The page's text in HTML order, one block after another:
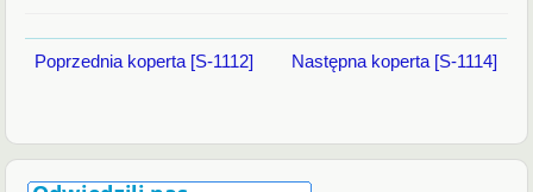
Poprzednia koperta [S-1112] Następna koperta [S-1114]